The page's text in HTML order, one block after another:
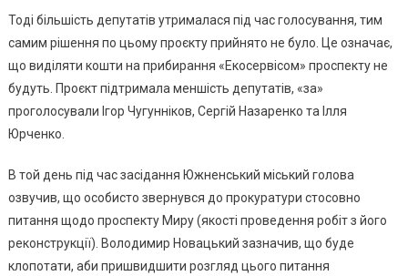
Тоді більшість депутатів утрималася під час голосування, тим
самим рішення по цьому проєкту прийнято не було. Це означає,
що виділяти кошти на прибирання «Екосервісом» проспекту не
будуть. Проєкт підтримала меншість депутатів, «за»
проголосували Ігор Чугунніков, Сергій Назаренко та Ілля
Юрченко.
В той день під час засідання Южненський міський голова
озвучив, що особисто звернувся до прокуратури стосовно
питання щодо проспекту Миру (якості проведення робіт з його
реконструкції). Володимир Новацький зазначив, що буде
клопотати, аби пришвидшити розгляд цього питання